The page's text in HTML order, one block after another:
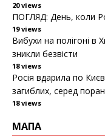
20 views
ПОГЛЯД: День, коли
19 views
Вибухи на полігоні в
зникли безвісти
18 views
Росія вдарила по
загиблих, серед
18 views
МАПА